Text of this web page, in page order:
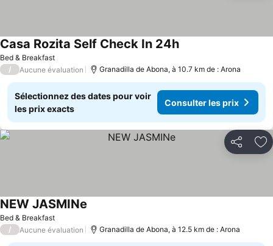
Bed & Breakfast
Casa Rozita Self Check In 24hConsulter les prix
/ Aucune évaluation Granadilla de Abona, à 10.7 km de : Arona
Sélectionnez des dates pour voir
les prix exacts
Consulter les prix
Partager
Bed & Breakfast
NEW JASMINe
/ Aucune évaluation Granadilla de Abona, à 12.5 km de : Arona